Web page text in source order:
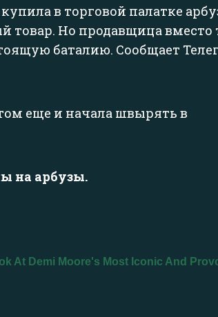
в торговой палатке
товар. Но продавщица вместо
баталию. Сообщает
еще и начала швырять в
на арбузы.